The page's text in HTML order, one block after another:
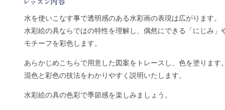
水を使いこなす事で透明感のある水彩画の表現は広がります。
水彩絵の具ならではの特性を理解し、偶然にできる「にじみ」
モチーフを彩色します。
あらかじめこちらで用意した図案をトレースし、色を塗ります
混色と彩色の技法をわかりやすく説明いたします。
水彩絵の具の色彩で季節感を楽しみましょう。